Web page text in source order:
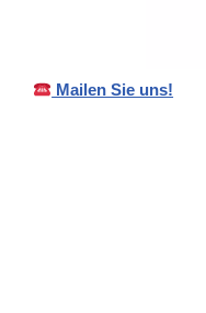
Mailen Sie uns!